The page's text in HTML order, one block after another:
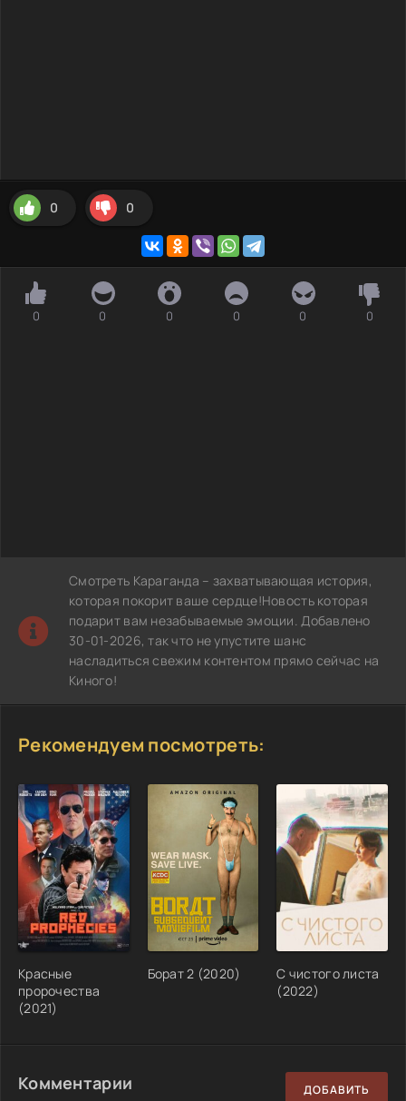
0 0
0 0 0 0 0 0
Смотреть Караганда – захватывающая история,
которая покорит ваше сердце!Новость которая
подарит вам незабываемые эмоции. Добавлено
30-01-2026, так что не упустите шанс
насладиться свежим контентом прямо сейчас на
Киного!
Рекомендуем посмотреть:
Красные
пророчества
(2021)
Борат 2 (2020)
С чистого листа
(2022)
Комментарии ДОБАВИТЬ